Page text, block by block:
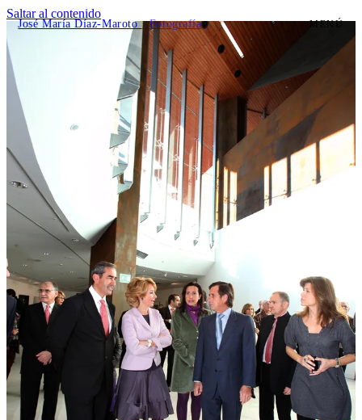
Saltar al contenido
José María Díaz-Maroto· Fotografía MENÚ